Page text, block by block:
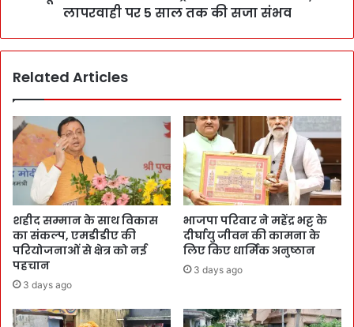
लापरवाही पर 5 साल तक की सजा संभव
Related Articles
शहीद सम्मान के साथ विकास
का संकल्प, एमडीडीए की
परियोजनाओं से क्षेत्र को नई
पहचान
3 days ago
भाजपा परिवार ने महेंद्र भट्ट के
दीर्घायु जीवन की कामना के
लिए किए धार्मिक अनुष्ठान
3 days ago